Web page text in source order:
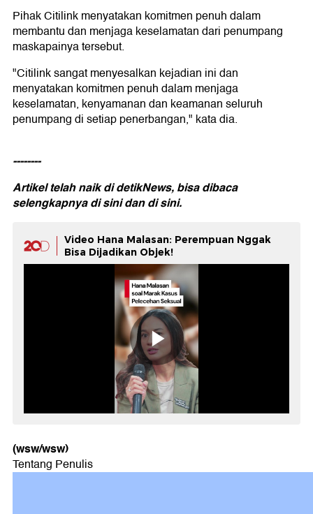
Pihak Citilink menyatakan komitmen penuh dalam
membantu dan menjaga keselamatan dari penumpang
maskapainya tersebut.
"Citilink sangat menyesalkan kejadian ini dan
menyatakan komitmen penuh dalam menjaga
keselamatan, kenyamanan dan keamanan seluruh
penumpang di setiap penerbangan," kata dia.
--------
Artikel telah naik di detikNews, bisa dibaca
selengkapnyadi sinidandi sini.
Video Hana Malasan: Perempuan Nggak
Bisa Dijadikan Objek!
(wsw/wsw)